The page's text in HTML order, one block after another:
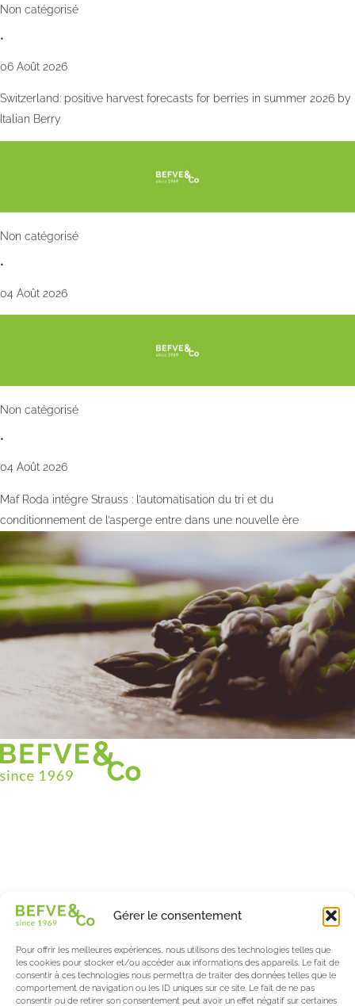
Gérer le consentement
Pour offrir les meilleures expériences, nous utilisons des technologies telles que
les cookies pour stocker et/ou accéder aux informations des appareils. Le fait de
consentir à ces technologies nous permettra de traiter des données telles que le
comportement de navigation ou les ID uniques sur ce site. Le fait de ne pas
consentir ou de retirer son consentement peut avoir un effet négatif sur certaines
Non catégorisé
•
06 Août 2026
Switzerland: positive harvest forecasts for berries in summer 2026 by
Italian Berry
Non catégorisé
•
04 Août 2026
Non catégorisé
•
04 Août 2026
Maf Roda intègre Strauss : l’automatisation du tri et du
conditionnement de l’asperge entre dans une nouvelle ère
À Propos
Nos partenaires
Actualités & Evènements